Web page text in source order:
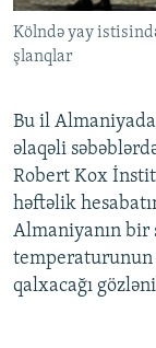
Kölndə yay
şlanqlar
Bu il
əlaqəli
Robert Kox
həftəlik
Almaniyanın bir
temperaturunun
qalxacağı